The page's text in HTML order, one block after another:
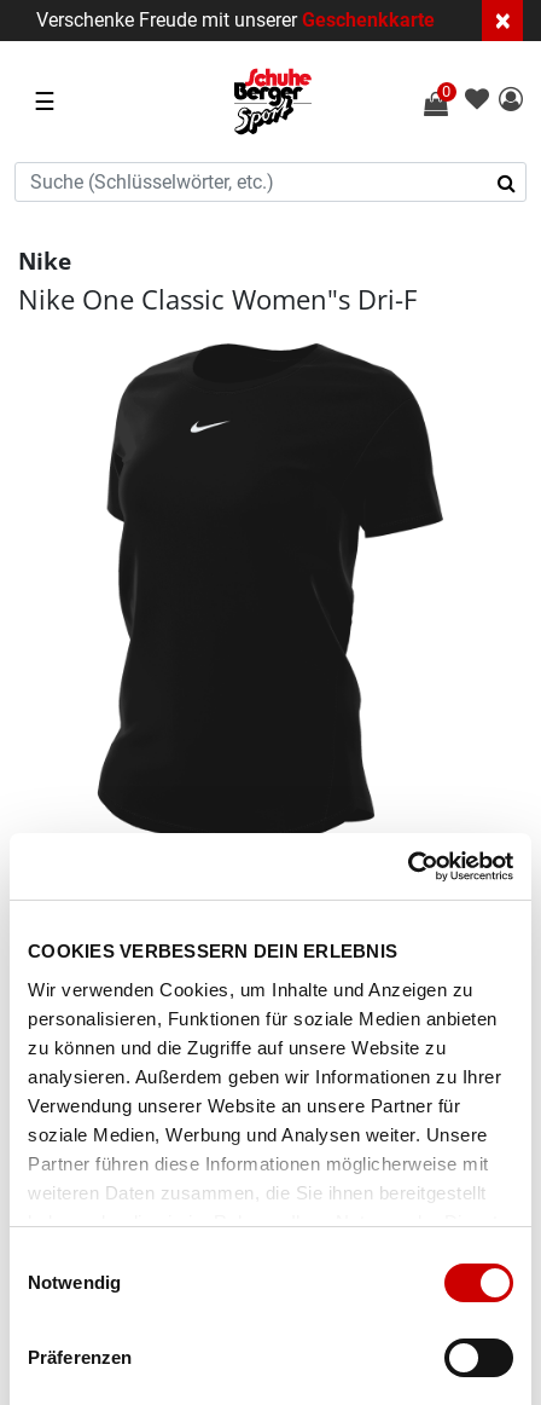
COOKIES VERBESSERN DEIN ERLEBNIS
Wir verwenden Cookies, um Inhalte und Anzeigen zu
personalisieren, Funktionen für soziale Medien anbieten
zu können und die Zugriffe auf unsere Website zu
analysieren. Außerdem geben wir Informationen zu Ihrer
Verwendung unserer Website an unsere Partner für
soziale Medien, Werbung und Analysen weiter. Unsere
Partner führen diese Informationen möglicherweise mit
weiteren Daten zusammen, die Sie ihnen bereitgestellt
haben oder die sie im Rahmen Ihrer Nutzung der Dienste
Notwendig
Präferenzen
Verschenke Freude mit unsererGeschenkkarte ×
☰ 0
Nike
Nike One Classic Women"s Dri-F
Artikel-Nr.FN2798-013-black-white
Farbe black/white